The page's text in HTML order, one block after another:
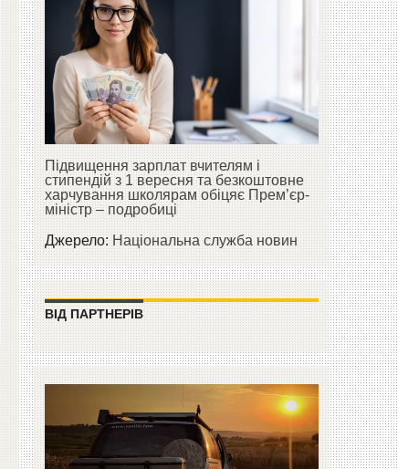
Підвищення зарплат вчителям і
стипендій з 1 вересня та безкоштовне
харчування школярам обіцяє Прем’єр-
міністр – подробиці
Джерело:Національна служба новин
ВІД ПАРТНЕРІВ